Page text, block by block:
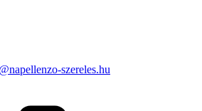
szereles.hu